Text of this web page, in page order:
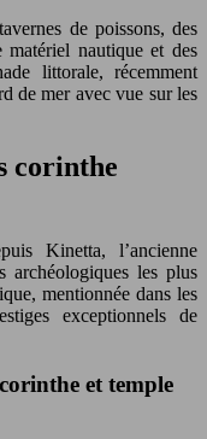
de poissons, des
nautique et des
littorale, récemment
de mer avec vue sur les
corinthe
Kinetta, l’ancienne
archéologiques les plus
mentionnée dans les
exceptionnels de
et temple